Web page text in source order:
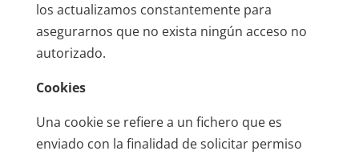
los actualizamos constantemente para
asegurarnos que no exista ningún acceso no
autorizado.
Cookies
Una cookie se refiere a un fichero que es
enviado con la finalidad de solicitar permiso